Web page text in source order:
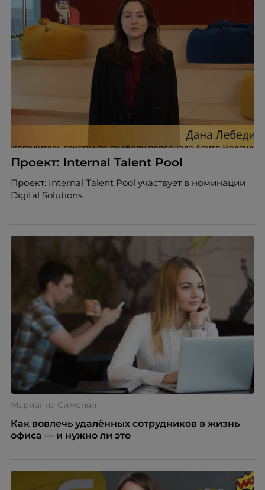
Проект: Internal Talent Pool
Проект: Internal Talent Pool участвует в номинации
Digital Solutions.
Марианна Симонян
Как вовлечь удалённых сотрудников в жизнь
офиса — и нужно ли это